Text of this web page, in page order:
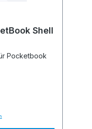
Shell
Pocketbook